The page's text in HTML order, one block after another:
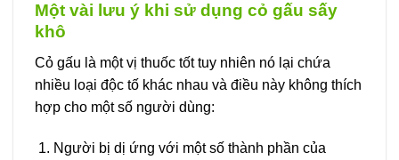
Một vài lưu ý khi sử dụng cỏ gấu sấy
khô
Cỏ gấu là một vị thuốc tốt tuy nhiên nó lại chứa
nhiều loại độc tố khác nhau và điều này không thích
hợp cho một số người dùng:
Người bị dị ứng với một số thành phần của